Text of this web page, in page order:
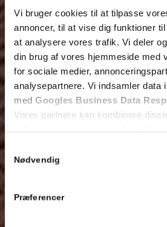
Vi bruger cookies til at tilpasse
annoncer, til at vise dig funktioner
at analysere vores trafik. Vi deler
din brug af vores hjemmeside med
for sociale medier,
analysepartnere. Vi indsamler data
med Googles Business Data
Vores partnere kan kombinere
Samtykkevalg
Nødvendig
Præferencer